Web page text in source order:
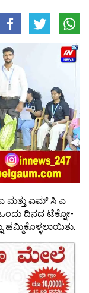
ಮತ್ತು ಎಮ್ ಸಿ ಎ
ದಿನದ ಟೆಕ್ನೋ-
ಹಮ್ಮಿಕೊಳ್ಳಲಾಯಿತು.